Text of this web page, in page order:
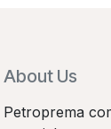
About Us​
Petroprema